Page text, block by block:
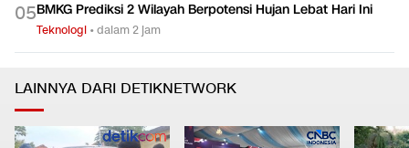
05BMKG Prediksi 2 Wilayah Berpotensi Hujan Lebat Hari Ini
Teknologi •dalam 2 jam
LAINNYA DARI DETIKNETWORK